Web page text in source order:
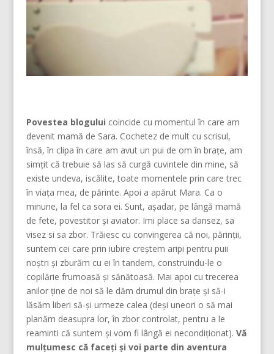
Povestea blogului coincide cu momentul în care am
devenit mamă de Sara. Cochetez de mult cu scrisul,
însă, în clipa în care am avut un pui de om în brațe, am
simțit că trebuie să las să curgă cuvintele din mine, să
existe undeva, iscălite, toate momentele prin care trec
în viața mea, de părinte. Apoi a apărut Mara. Ca o
minune, la fel ca sora ei. Sunt, așadar, pe lângă mamă
de fete, povestitor și aviator. Imi place sa dansez, sa
visez si sa zbor. Trăiesc cu convingerea că noi, părinţii,
suntem cei care prin iubire creştem aripi pentru puii
noştri şi zburăm cu ei în tandem, construindu-le o
copilărie frumoasă şi sănătoasă. Mai apoi cu trecerea
anilor ține de noi să le dăm drumul din braţe și să-i
lăsăm liberi să-și urmeze calea (deşi uneori o să mai
planăm deasupra lor, în zbor controlat, pentru a le
reaminti că suntem şi vom fi lângă ei necondiţionat). Vă
mulțumesc că faceți și voi parte din aventura